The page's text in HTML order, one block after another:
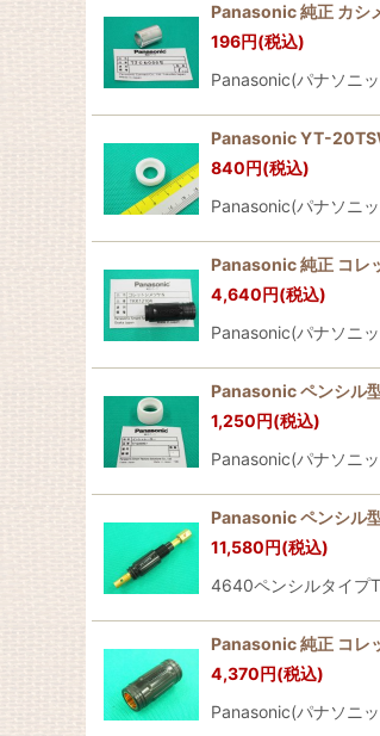
Panasonic 純正 カ
196円(税込)
Panasonic(パナソニ
Panasonic YT-
840円(税込)
Panasonic(パナソニ
Panasonic 純正 コレ
4,640円(税込)
Panasonic(パナソニ
Panasonic ペンシル
1,250円(税込)
Panasonic(パナソニ
Panasonic ペンシル
11,580円(税込)
4640ペンシルタイプ
Panasonic 純正 コレ
4,370円(税込)
Panasonic(パナソニ